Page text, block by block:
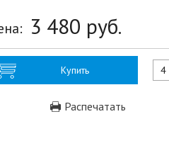
3 480 руб.
Купить
Распечатать